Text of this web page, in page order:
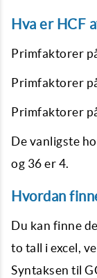
Hva er HCF
Primfaktorer
Primfaktorer
Primfaktorer
De vanligste
og 36 er 4.
Hvordan
Du kan finne
to tall i excel,
Syntaksen til